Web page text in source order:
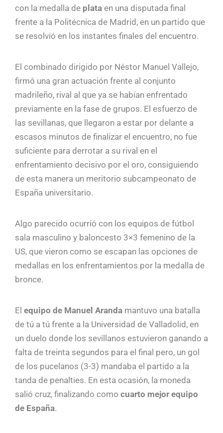
con la medalla de plata en una disputada final
frente a la Politécnica de Madrid, en un partido que
se resolvió en los instantes finales del encuentro.
El combinado dirigido por Néstor Manuel Vallejo,
firmó una gran actuación frente al conjunto
madrileño, rival al que ya se habían enfrentado
previamente en la fase de grupos. El esfuerzo de
las sevillanas, que llegaron a estar por delante a
escasos minutos de finalizar el encuentro, no fue
suficiente para derrotar a su rival en el
enfrentamiento decisivo por el oro, consiguiendo
de esta manera un meritorio subcampeonato de
España universitario.
Algo parecido ocurrió con los equipos de fútbol
sala masculino y baloncesto 3×3 femenino de la
US, que vieron como se escapan las opciones de
medallas en los enfrentamientos por la medalla de
bronce.
El equipo de Manuel Aranda mantuvo una batalla
de tú a tú frente a la Universidad de Valladolid, en
un duelo donde los sevillanos estuvieron ganando a
falta de treinta segundos para el final pero, un gol
de los pucelanos (3-3) mandaba el partido a la
tanda de penalties. En esta ocasión, la moneda
salió cruz, finalizando como cuarto mejor equipo
de España.